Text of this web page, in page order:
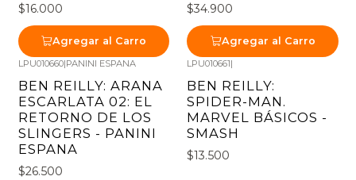
$16.000
Agregar al Carro
$34.900
Agregar al Carro
LPU010660|PANINI ESPANA
BEN REILLY: ARANA
ESCARLATA 02: EL
RETORNO DE LOS
SLINGERS - PANINI
ESPANA
$26.500
LPU010661|
BEN REILLY:
SPIDER-MAN.
MARVEL BÁSICOS -
SMASH
$13.500